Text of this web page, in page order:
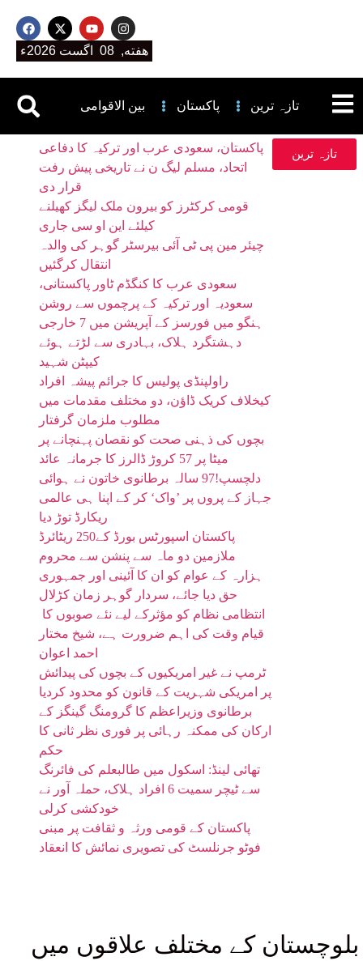
هفته, 08 اگست 2026ء
بین الاقوامی پاکستان تازہ ترین
تازہ ترین
پاکستان، سعودی عرب اور ترکیہ کا دفاعی
اتحاد، مسلم لیگ ن نے تاریخی پیش رفت
قرار دی
قومی کرکٹرز کو بیرون ملک لیگز کھیلنے
کیلئے این او سی جاری
چیئر مین پی ٹی آئی بیرسٹر گوہر کی والدہ
انتقال کرگئیں
سعودی عرب کا کنگڈم ٹاور پاکستانی،
سعودیہ اور ترکیہ کے پرچموں سے روشن
ہنگو میں فورسز کے آپریشن میں 7 خارجی
دہشتگرد ہلاک، بہادری سے لڑتے ہوئے
کیپٹن شہید
راولپنڈی پولیس کا جرائم پیشہ افراد
کیخلاف کریک ڈاؤن، دو مختلف مقدمات میں
مطلوب ملزمان گرفتار
بچوں کی ذہنی صحت کو نقصان پہنچانے پر
میٹا پر 57 کروڑ ڈالرز کا جرمانہ عائد
دلچسپ!97 سالہ برطانوی خاتون نے ہوائی
جہاز کے پروں پر ’واک‘ کر کے اپنا ہی عالمی
ریکارڈ توڑ دیا
پاکستان اسپورٹس بورڈ کے250 ریٹائرڈ
ملازمین دو ماہ سے پنشن سے محروم
ہزارہ کے عوام کو ان کا آئینی اور جمہوری
حق دیا جائے، سردار گوہر زمان کڑلال
قیام وقت کی اہم ضرورت ہے، شیخ مختار
احمد اعوان
ٹرمپ نے غیر امریکیوں کے بچوں کی پیدائش
پر امریکی شہریت کے قانون کو محدود کردیا
برطانوی وزیراعظم کا گرومنگ گینگز کے
ارکان کی ممکنہ رہائی پر فوری نظر ثانی کا
حکم
تھائی لینڈ: اسکول میں طالبعلم کی فائرنگ
سے ٹیچر سمیت 6 افراد ہلاک، حملہ آور نے
خودکشی کرلی
پاکستان کے قومی ورثہ و ثقافت پر مبنی
فوٹو جرنلسٹ کی تصویری نمائش کا انعقاد
بلوچستان کے مختلف علاقوں میں